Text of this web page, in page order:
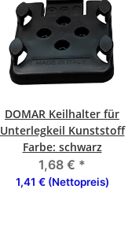
DOMAR Keilhalter für
Unterlegkeil Kunststoff
Farbe: schwarz
1,68 € *
1,41 € (Nettopreis)